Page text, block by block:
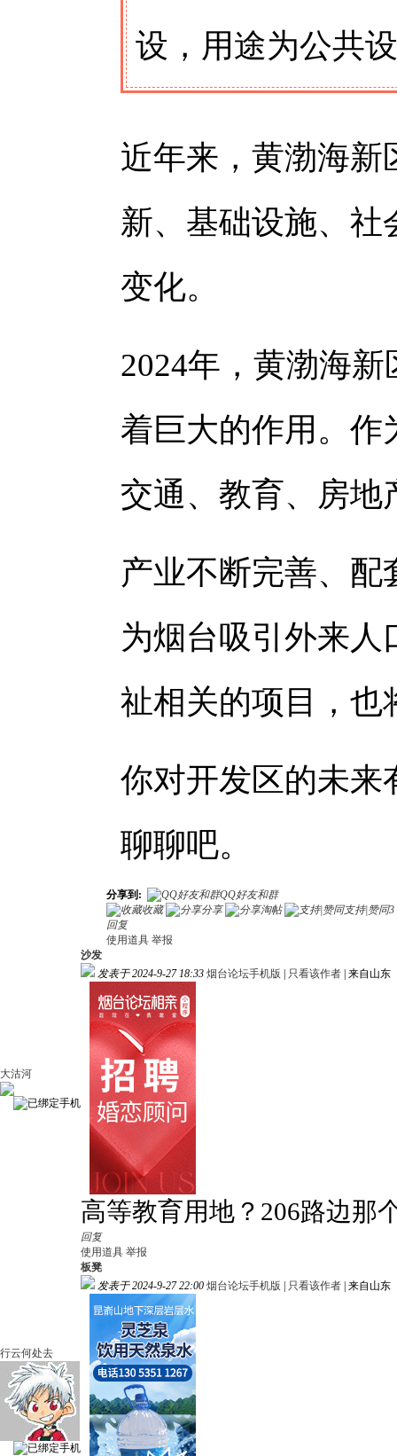
设，用途为公共
近年来，黄渤海新
新、基础设施、
变化。
2024年，黄渤海
着巨大的作用。作
交通、教育、房地
产业不断完善、
为烟台吸引外来
祉相关的项目，也
你对开发区的未来
聊聊吧。
分享到:
QQ好友和群
收藏
分享 淘帖 支持|赞同3
回复
使用道具 举报
大沽河
沙发
发表于 2024-9-27 18:33 烟台论坛手机版 只看该作者 来自山东
高等教育用地？206路边那
回复
使用道具 举报
行云何处去
板凳
发表于 2024-9-27 22:00 烟台论坛手机版 只看该作者 来自山东